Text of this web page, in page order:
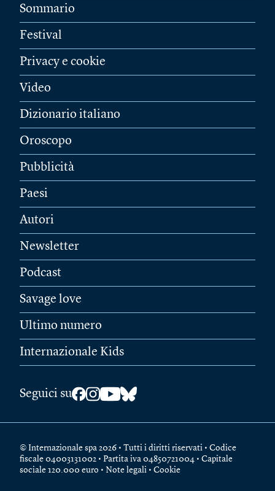
Sommario
Festival
Privacy e cookie
Video
Dizionario italiano
Oroscopo
Pubblicità
Paesi
Autori
Newsletter
Podcast
Savage love
Ultimo numero
Internazionale Kids
Seguici su
© Internazionale spa 2026 • Tutti i diritti riservati • Codice
fiscale 04003131002 • Partita iva 04850721004 • Capitale
sociale 120.000 euro • Note legali • Cookie